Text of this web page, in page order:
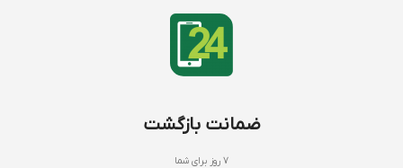
ضمانت بازگشت
7 روز برای شما